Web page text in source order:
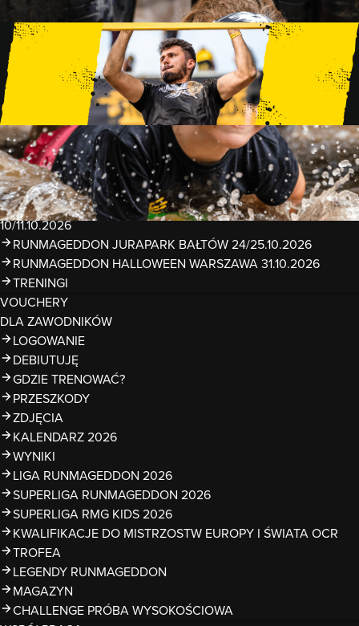
15 PRZESZKÓD
1 KM+
TRENINGI
WYDARZENIA
RUNMAGEDDON LUBLIN ZALEW ZEMBORZYCKI
22/23.08.2026
RUNMAGEDDON ERGO ARENA GDAŃSK/SOPOT
12/13.09.2026
RUNMAGEDDON KIDS: DEMO WARSZAWA 24/26.09.2026
RUNMAGEDDON WROCŁAW KOPALNIA ROLANTOWICE
26/27.09.2026
RUNMAGEDDON WARSZAWA TWIERDZA MODLIN
10/11.10.2026
RUNMAGEDDON JURAPARK BAŁTÓW 24/25.10.2026
RUNMAGEDDON HALLOWEEN WARSZAWA 31.10.2026
TRENINGI
VOUCHERY
DLA ZAWODNIKÓW
LOGOWANIE
DEBIUTUJĘ
GDZIE TRENOWAĆ?
PRZESZKODY
ZDJĘCIA
KALENDARZ 2026
WYNIKI
LIGA RUNMAGEDDON 2026
SUPERLIGA RUNMAGEDDON 2026
SUPERLIGA RMG KIDS 2026
KWALIFIKACJE DO MISTRZOSTW EUROPY I ŚWIATA OCR
TROFEA
LEGENDY RUNMAGEDDON
MAGAZYN
CHALLENGE PRÓBA WYSOKOŚCIOWA